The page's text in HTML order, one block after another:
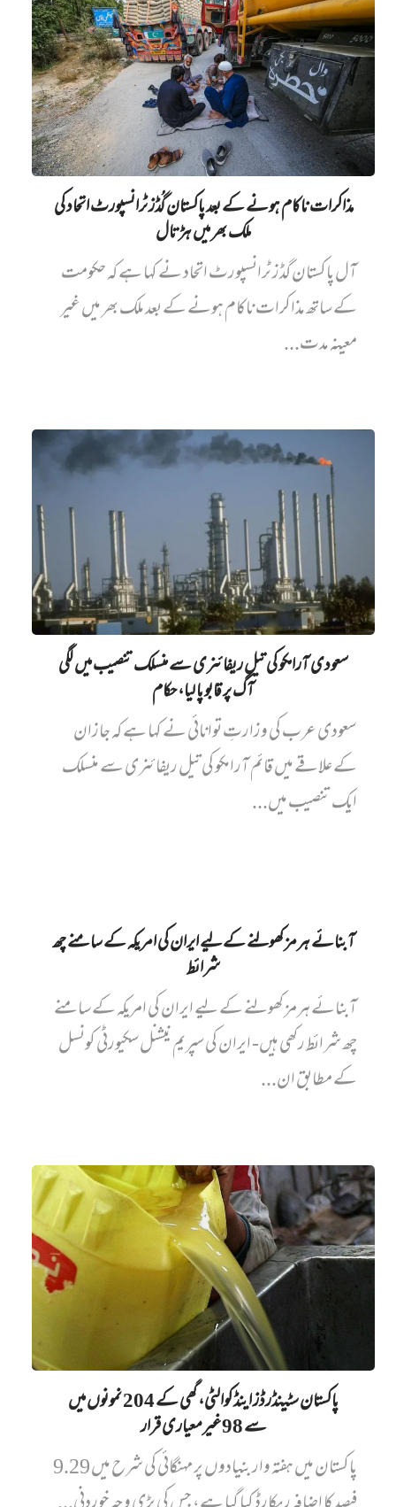
مذاکرات ناکام ہونے کے بعد پاکستان گُڈز ٹرانسپورٹ اتحاد کی
ملک بھر میں ہڑتال
آل پاکستان گڈز ٹرانسپورٹ اتحاد نے کہا ہے کہ حکومت
کے ساتھ مذاکرات ناکام ہونے کے بعد ملک بھر میں غیر
معینہ مدت...
سعودی آرامکو کی تیل ریفائنری سے منسلک تنصیب میں‌ لگی
آگ پر قابو پا لیا، حکام
سعودی عرب کی وزارتِ توانائی نے کہا ہے کہ جازان
کے علاقے میں قائم آرامکو کی تیل ریفائنری سے منسلک
ایک تنصیب میں...
آبنائے ہرمز کھولنے کے لیے ایران کی امریکہ کے سامنے چھ
شرائط
آبنائے ہرمز کھولنے کے لیے ایران کی امریکہ کے سامنے
چھ شرائط رکھی ہیں- ایران کی سپریم نیشنل سکیورٹی کونسل
کے مطابق ان...
پاکستان سٹینڈرڈز اینڈ کوالٹی، گھی کے 204 نمونوں میں‌
سے 98 غیرمعیاری قرار
پاکستان میں ہفتہ وار بنیادوں پر مہنگائی کی شرح میں 9.29